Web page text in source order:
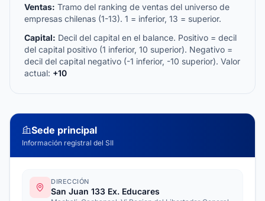
Ventas: Tramo del ranking de ventas del universo de
empresas chilenas (1-13). 1 = inferior, 13 = superior.
Capital: Decil del capital en el balance. Positivo = decil
del capital positivo (1 inferior, 10 superior). Negativo =
decil del capital negativo (-1 inferior, -10 superior). Valor
actual: +10
Sede principal
Información registral del SII
DIRECCIÓN
San Juan 133 Ex. Educares